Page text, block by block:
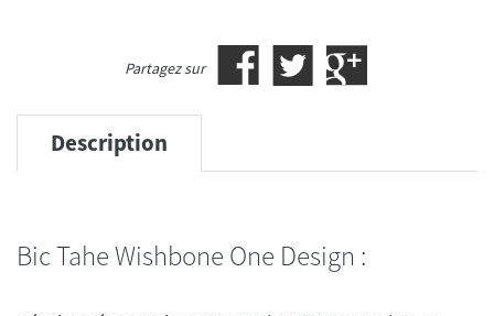
Partagez sur
Description
Bic Tahe Wishbone One Design :